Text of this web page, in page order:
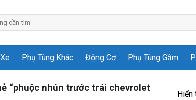
Phụ Tùng Khác Động Cơ Phụ Tùng Gầm
“phuộc nhún trước trái chevrolet